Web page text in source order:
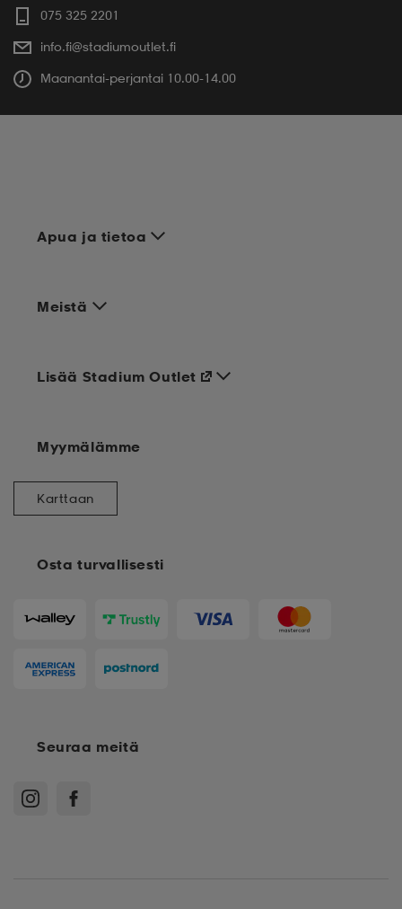
075 325 2201
info.fi@stadiumoutlet.fi
Maanantai-perjantai 10.00-14.00
Apua ja tietoa
Meistä
Osta turvallisesti
Lisää Stadium Outlet
Myymälämme
Karttaan
Seuraa meitä